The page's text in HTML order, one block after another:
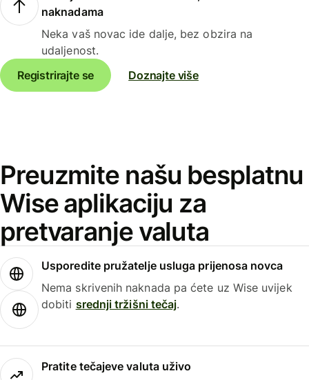
naknadama
Neka vaš novac ide dalje, bez obzira na
udaljenost.
Registrirajte se
Doznajte više
Preuzmite našu besplatnu
Wise aplikaciju za
pretvaranje valuta
Usporedite pružatelje usluga prijenosa novca
Nema skrivenih naknada pa ćete uz Wise uvijek
dobiti srednji tržišni tečaj.
Pratite tečajeve valuta uživo